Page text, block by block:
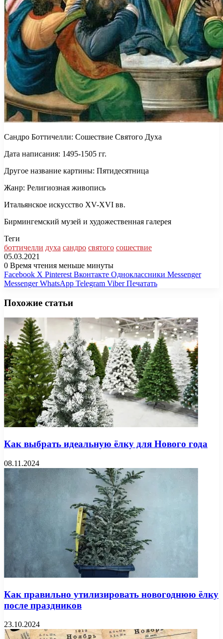
Сандро Боттичелли: Сошествие Святого Духа
Дата написания: 1495-1505 гг.
Другое название картины: Пятидесятница
Жанр: Религиозная живопись
Итальянское искусство XV-XVI вв.
Бирмингемский музей и художественная галерея
Теги
боттичелли духа сандро святого сошествие
05.03.2021
0 Время чтения меньше минуты
Facebook X Pinterest Вконтакте Одноклассники Messenger
Messenger WhatsApp Telegram Viber Печатать
Похожие статьи
Как выбрать идеальную ёлку для Нового года
08.11.2024
Как правильно утилизировать новогоднюю ёлку
после праздников
23.10.2024